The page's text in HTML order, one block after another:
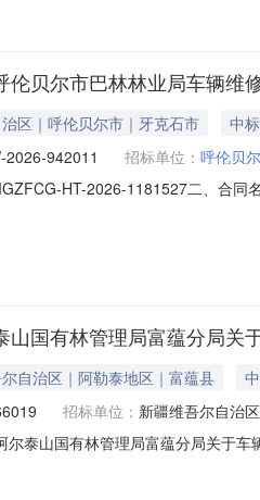
伦贝尔市巴林林业局车辆
区｜呼伦贝尔市｜牙克石市
中
2026-942011 招标单位： 呼伦贝
HT-2026-1181527二、合同
供应商(乙方)：博克图镇永
山国有林管理局富蕴分局关
自治区｜阿勒泰地区｜富蕴县
招标单位： 新疆维吾尔自治
尔泰山国有林管理局富蕴分局关于
金额（元）:项目所在行政区划编